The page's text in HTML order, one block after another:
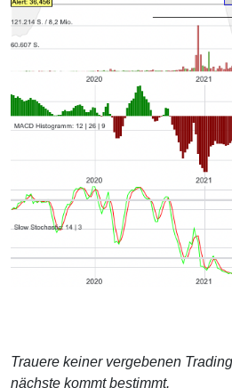
Trauere keiner vergebenen
nächste kommt bestimmt.